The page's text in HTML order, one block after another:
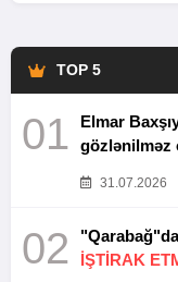
TOP 5
01
Elmar
gözlənilməz
31.07.2026
02
İŞTİRAK